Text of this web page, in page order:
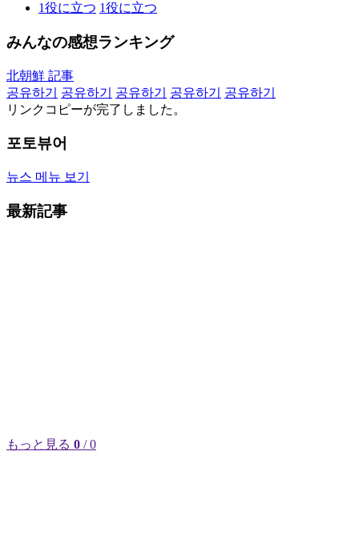
1役に立つ 1役に立つ
みんなの感想ランキング
北朝鮮 記事
공유하기
공유하기 공유하기 공유하기
공유하기
リンクコピーが完了しました。
포토뷰어
뉴스 메뉴 보기
最新記事
もっと見る 0 / 0